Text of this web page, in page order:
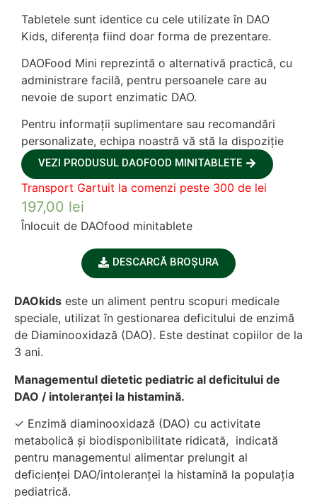
Tabletele sunt identice cu cele utilizate în DAO
Kids, diferența fiind doar forma de prezentare.
DAOFood Mini reprezintă o alternativă practică, cu
administrare facilă, pentru persoanele care au
nevoie de suport enzimatic DAO.
Pentru informații suplimentare sau recomandări
personalizate, echipa noastră vă stă la dispoziție
VEZI PRODUSUL DAOFOOD MINITABLETE
Transport Gartuit la comenzi peste 300 de lei
197,00 lei
Înlocuit de DAOfood minitablete
DESCARCĂ BROȘURA
DAOkids este un aliment pentru scopuri medicale
speciale, utilizat în gestionarea deficitului de enzimă
de Diaminooxidază (DAO). Este destinat copiilor de la
3 ani.
Managementul dietetic pediatric al deficitului de
DAO / intoleranței la histamină.
✓ Enzimă diaminooxidază (DAO) cu activitate
metabolică și biodisponibilitate ridicată, indicată
pentru managementul alimentar prelungit al
deficienței DAO/intoleranței la histamină la populația
pediatrică.